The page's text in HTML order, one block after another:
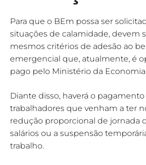
Para que o BEm possa ser
situações de calamidade, devem
mesmos critérios de adesão ao
emergencial que, atualmente, é
pago pelo Ministério da
Diante disso, haverá o
trabalhadores que venham a ter
redução proporcional de jornada
salários ou a suspensão
trabalho.